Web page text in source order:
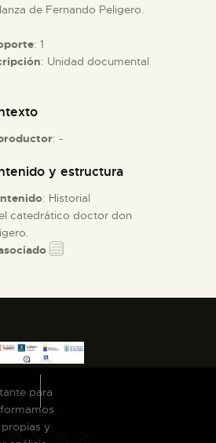
de Fernando Peligero.
: 1
: Unidad documental
: -
y estructura
: Historial
catedrático doctor don
para
y